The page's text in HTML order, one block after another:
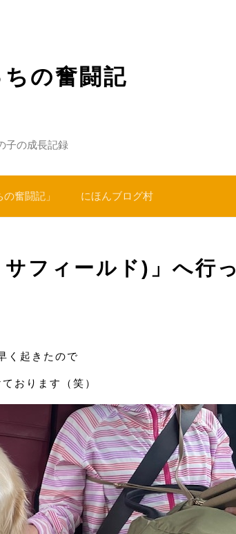
の奮闘記
子の成長記録
奮闘記」 にほんブログ村
フィールド)」へ行っ
く起きたので
おります（笑）